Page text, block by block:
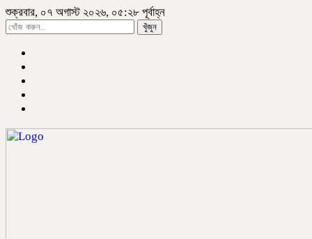
শুক্রবার, ০৭ অগাস্ট ২০২৬, ০৫:২৮ পূর্বাহ্ন
খুঁজুন